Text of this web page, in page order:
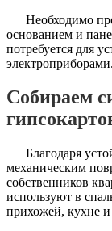
Необходимо
основанием и
потребуется для
электроприборами.
Собираем
Благодаря
механическим
собственников
используют в
прихожей, кухне